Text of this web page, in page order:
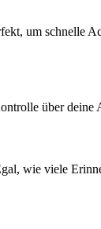
um schnelle
über deine
wie viele